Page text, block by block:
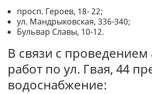
просп. Героев, 18- 22;
ул. Мандрыковская, 336-340;
Бульвар Славы, 10-12.
В связи с
работ по ул. Гвая, 44
водоснабжение: